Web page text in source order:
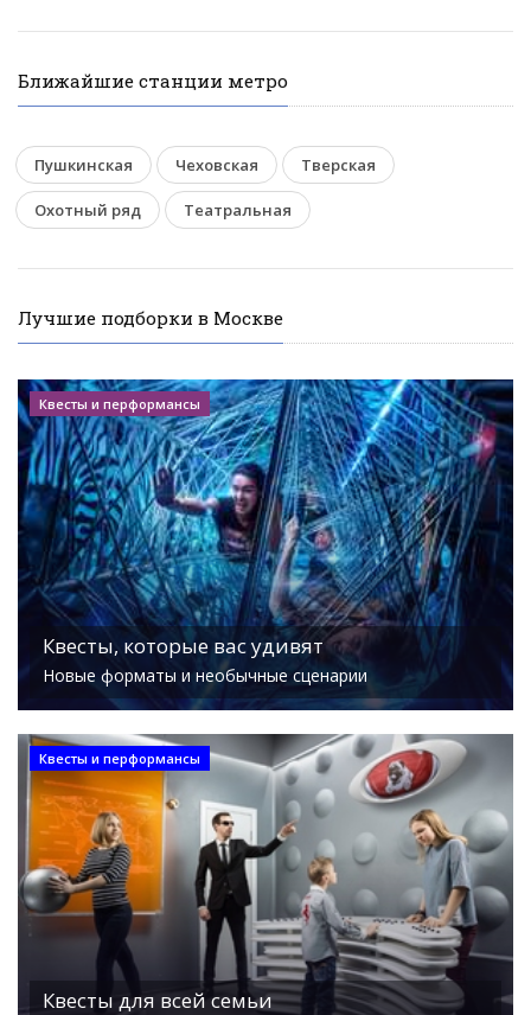
Ближайшие станции метро
Пушкинская Чеховская Тверская
Охотный ряд Театральная
Лучшие подборки в Москве
Квесты и перформансы
Квесты, которые вас удивят
Новые форматы и необычные сценарии
Квесты и перформансы
Квесты для всей семьи